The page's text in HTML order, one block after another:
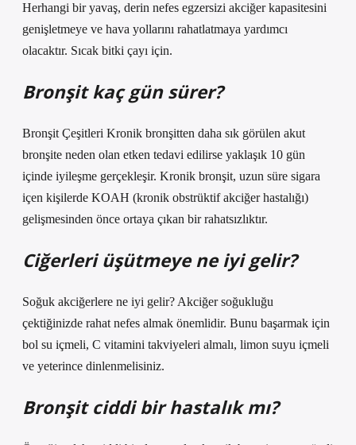
Herhangi bir yavaş, derin nefes egzersizi akciğer kapasitesini
genişletmeye ve hava yollarını rahatlatmaya yardımcı
olacaktır. Sıcak bitki çayı için.
Bronşit kaç gün sürer?
Bronşit Çeşitleri Kronik bronşitten daha sık görülen akut
bronşite neden olan etken tedavi edilirse yaklaşık 10 gün
içinde iyileşme gerçekleşir. Kronik bronşit, uzun süre sigara
içen kişilerde KOAH (kronik obstrüktif akciğer hastalığı)
gelişmesinden önce ortaya çıkan bir rahatsızlıktır.
Ciğerleri üşütmeye ne iyi gelir?
Soğuk akciğerlere ne iyi gelir? Akciğer soğukluğu
çektiğinizde rahat nefes almak önemlidir. Bunu başarmak için
bol su içmeli, C vitamini takviyeleri almalı, limon suyu içmeli
ve yeterince dinlenmelisiniz.
Bronşit ciddi bir hastalık mı?